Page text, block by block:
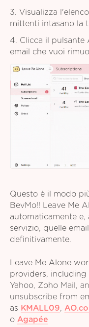
3. Visualizza
mittenti intasano la
4. Clicca il pulsante
email che vuoi
Questo è il modo
BevMo!! Leave Me
automaticamente e,
servizio, quelle
definitivamente.
Leave Me Alone
providers, including
Yahoo, Zoho Mail,
unsubscribe from
as KMALL09,
o Agapée